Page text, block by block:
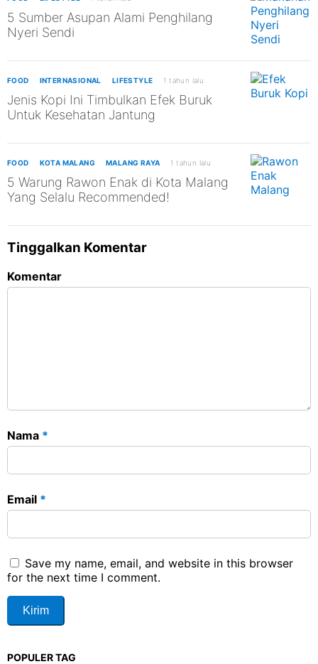
5 Sumber Asupan Alami Penghilang
Nyeri Sendi
FOOD INTERNASIONAL LIFESTYLE 1 tahun lalu
Jenis Kopi Ini Timbulkan Efek Buruk
Untuk Kesehatan Jantung
FOOD KOTA MALANG MALANG RAYA 1 tahun lalu
5 Warung Rawon Enak di Kota Malang
Yang Selalu Recommended!
Tinggalkan Komentar
Komentar
Nama *
Email *
Save my name, email, and website in this browser
for the next time I comment.
POPULER TAG